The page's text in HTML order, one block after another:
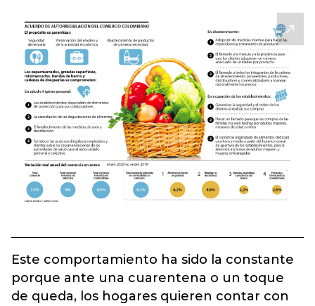
Este comportamiento ha sido la constante
porque ante una cuarentena o un toque
de queda, los hogares quieren contar con